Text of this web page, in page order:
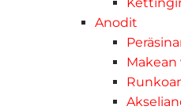
Anodit